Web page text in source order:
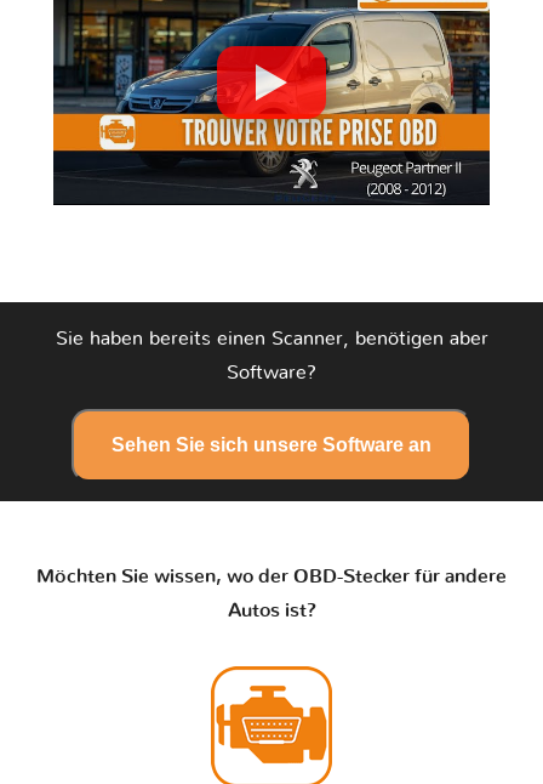
Sie haben bereits einen Scanner, benötigen aber
Software?
Sehen Sie sich unsere Software an
Möchten Sie wissen, wo der OBD-Stecker für andere
Autos ist?